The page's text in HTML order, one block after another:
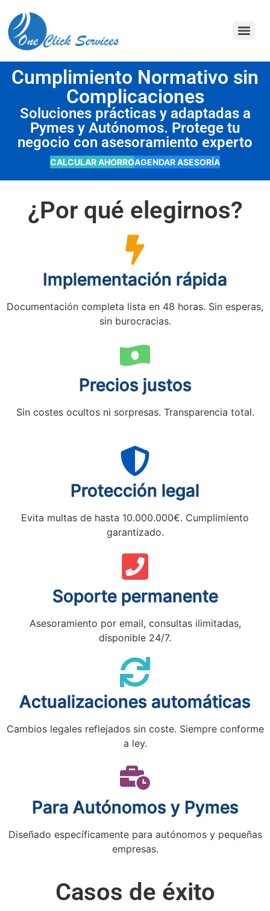
Cumplimiento Normativo sin
Complicaciones
Soluciones prácticas y adaptadas a
Pymes y Autónomos. Protege tu
negocio con asesoramiento experto
CALCULAR AHORROAGENDAR ASESORÍA
¿Por qué elegirnos?
Implementación rápida
Documentación completa lista en 48 horas. Sin esperas,
sin burocracias.
Precios justos
Sin costes ocultos ni sorpresas. Transparencia total.
Protección legal
Evita multas de hasta 10.000.000€. Cumplimiento
garantizado.
Soporte permanente
Asesoramiento por email, consultas ilimitadas,
disponible 24/7.
Actualizaciones automáticas
Cambios legales reflejados sin coste. Siempre conforme
a ley.
Para Autónomos y Pymes
Diseñado específicamente para autónomos y pequeñas
empresas.
Casos de éxito